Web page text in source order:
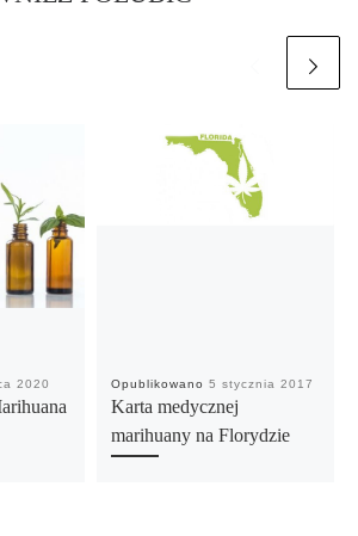
2020 Opublikowano 5 stycznia 2017
Karta medycznej
marihuany na Florydzie